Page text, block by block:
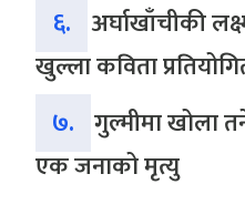
६. अर्घाखाँचीकी
खुल्ला कविता
७. गुल्मीमा खोला
एक जनाको मृत्यु